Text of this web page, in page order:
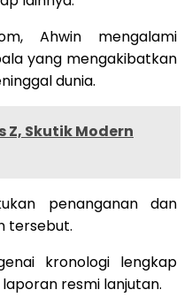
Ahwin mengalami
yang mengakibatkan
dunia.
Z, Skutik Modern
penanganan dan
tersebut.
kronologi lengkap
resmi lanjutan.